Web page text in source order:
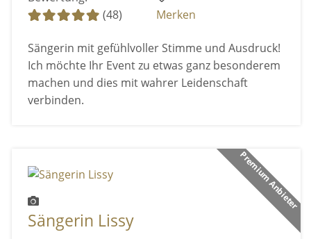
(48)
Merken
Sängerin mit gefühlvoller Stimme und Ausdruck!
Ich möchte Ihr Event zu etwas ganz besonderem
machen und dies mit wahrer Leidenschaft
verbinden.
Premium Anbieter
Sängerin Lissy